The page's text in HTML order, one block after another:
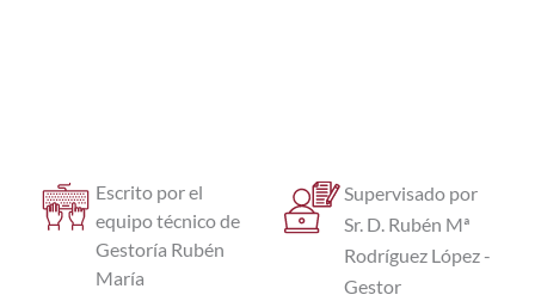
Escrito por el
equipo técnico de
Gestoría Rubén
María
Supervisado por
Sr. D. Rubén Mª
Rodríguez López -
Gestor